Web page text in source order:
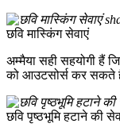
छवि मास्किंग सेवाएं
अम्मैया सही सहयोगी हैं
को आउटसोर्स कर सकते
छवि पृष्ठभूमि हटाने की